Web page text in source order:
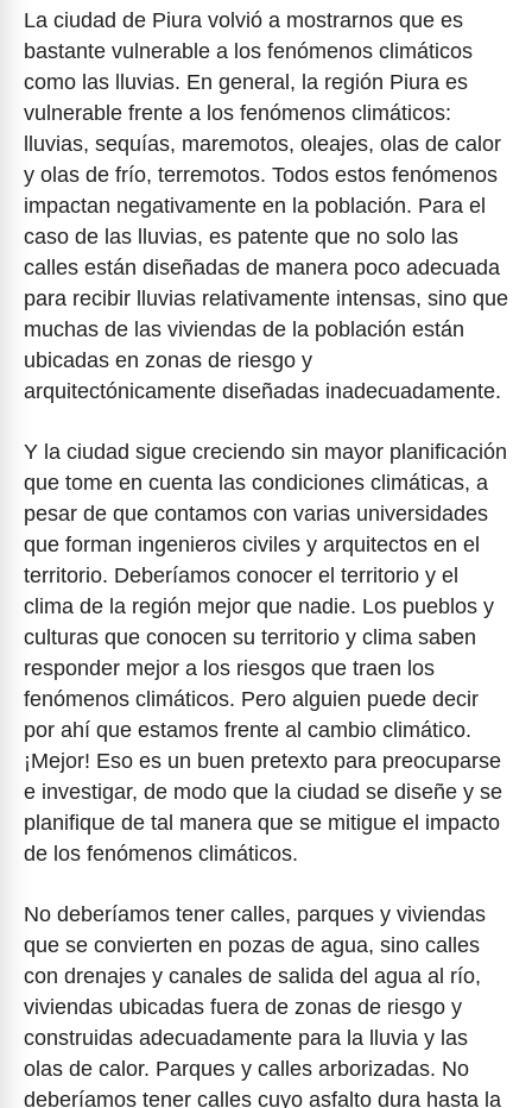
La ciudad de Piura volvió a mostrarnos que es
bastante vulnerable a los fenómenos climáticos
como las lluvias. En general, la región Piura es
vulnerable frente a los fenómenos climáticos:
lluvias, sequías, maremotos, oleajes, olas de calor
y olas de frío, terremotos. Todos estos fenómenos
impactan negativamente en la población. Para el
caso de las lluvias, es patente que no solo las
calles están diseñadas de manera poco adecuada
para recibir lluvias relativamente intensas, sino que
muchas de las viviendas de la población están
ubicadas en zonas de riesgo y
arquitectónicamente diseñadas inadecuadamente.
Y la ciudad sigue creciendo sin mayor planificación
que tome en cuenta las condiciones climáticas, a
pesar de que contamos con varias universidades
que forman ingenieros civiles y arquitectos en el
territorio. Deberíamos conocer el territorio y el
clima de la región mejor que nadie. Los pueblos y
culturas que conocen su territorio y clima saben
responder mejor a los riesgos que traen los
fenómenos climáticos. Pero alguien puede decir
por ahí que estamos frente al cambio climático.
¡Mejor! Eso es un buen pretexto para preocuparse
e investigar, de modo que la ciudad se diseñe y se
planifique de tal manera que se mitigue el impacto
de los fenómenos climáticos.
No deberíamos tener calles, parques y viviendas
que se convierten en pozas de agua, sino calles
con drenajes y canales de salida del agua al río,
viviendas ubicadas fuera de zonas de riesgo y
construidas adecuadamente para la lluvia y las
olas de calor. Parques y calles arborizadas. No
deberíamos tener calles cuyo asfalto dura hasta la